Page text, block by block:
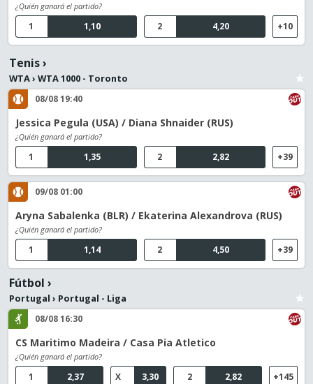
¿Quién ganará el partido?
1,10
1 4,20
2 +10
Tenis›
WTA› WTA 1000 - Toronto
08/08 19:40
Jessica Pegula (USA) / Diana Shnaider (RUS)
¿Quién ganará el partido?
1,35
1 2,82
2 +39
09/08 01:00
Aryna Sabalenka (BLR) / Ekaterina Alexandrova (RUS)
¿Quién ganará el partido?
1,14
1 4,50
2 +39
Fútbol ›
Portugal › Portugal - Liga
08/08 16:30
CS Maritimo Madeira / Casa Pia Atletico
¿Quién ganará el partido?
2,37
1 3,30
X 2,82
2 +145